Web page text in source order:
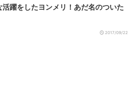
躍をしたヨンメリ！あだ名のついた
2017/09/22